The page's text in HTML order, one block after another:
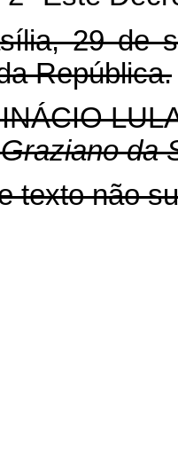
29 de
República.
da
texto não